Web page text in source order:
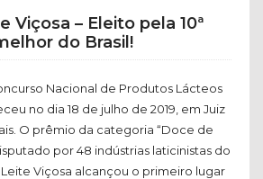
Viçosa – Eleito pela 10ª
do Brasil!
Nacional de Produtos Lácteos
no dia 18 de julho de 2019, em Juiz
O prêmio da categoria “Doce de
por 48 indústrias laticinistas do
Viçosa alcançou o primeiro lugar